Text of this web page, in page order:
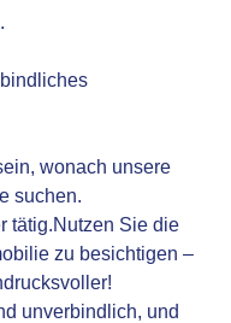
wonach unsere
suchen.
tätig.Nutzen Sie die
zu besichtigen –
unverbindlich, und